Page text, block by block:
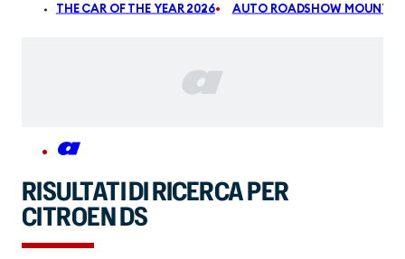
THE CAR OF THE YEAR 2026 AUTO ROADSHOW
RISULTATI DI RICERCA PER
CITROEN DS